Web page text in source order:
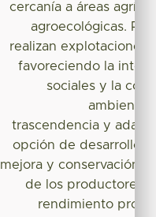
cercanía a áreas
agroecológicas.
realizan explotaciones
favoreciendo la
sociales y la
ambiente.
trascendencia y
opción de desarrollo
mejora y conservación
de los productores.
rendimiento